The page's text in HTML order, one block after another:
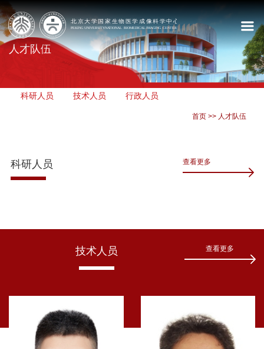
人才队伍
科研人员 技术人员 行政人员
首页 >> 人才队伍
科研人员 查看更多
技术人员 查看更多